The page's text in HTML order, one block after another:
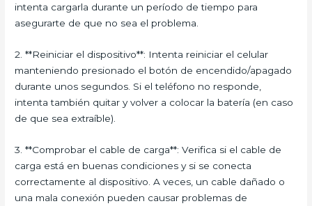
intenta cargarla durante un período de tiempo para
asegurarte de que no sea el problema.
2. **Reiniciar el dispositivo**: Intenta reiniciar el celular
manteniendo presionado el botón de encendido/apagado
durante unos segundos. Si el teléfono no responde,
intenta también quitar y volver a colocar la batería (en caso
de que sea extraíble).
3. **Comprobar el cable de carga**: Verifica si el cable de
carga está en buenas condiciones y si se conecta
correctamente al dispositivo. A veces, un cable dañado o
una mala conexión pueden causar problemas de